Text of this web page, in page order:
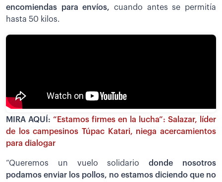
encomiendas para envíos, cuando antes se permitía
hasta 50 kilos.
MIRA AQUÍ: “Estamos firmes en la lucha”: Salazar, líder
de los campesinos Túpac Katari, niega acercamientos
para dialogar
“Queremos un vuelo solidariodonde nosotros
podamos enviar los pollos, no estamos diciendo que no